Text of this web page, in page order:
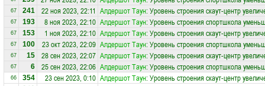
67 241 22 ноя 2023, 22:11 Алдершот Таун: Уровень строения скаут-центр
67 193 8 ноя 2023, 22:10 Алдершот Таун: Уровень строения спортшкола
67 153 1 ноя 2023, 22:10 Алдершот Таун: Уровень строения скаут-центр
67 100 23 окт 2023, 22:09 Алдершот Таун: Уровень строения спортшкола
67 15 28 сен 2023, 22:07 Алдершот Таун: Уровень строения скаут-центр
67 6 25 сен 2023, 22:06 Алдершот Таун: Уровень строения спортшкола
66 354 23 сен 2023, 0:10 Алдершот Таун: Уровень строения скаут-центр